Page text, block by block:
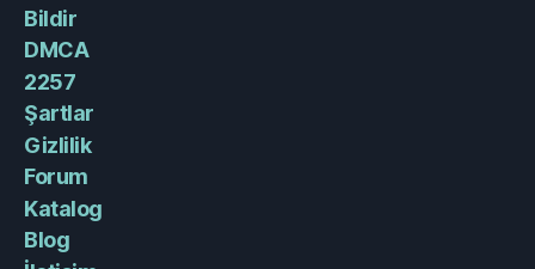
Bildir
DMCA
2257
Şartlar
Gizlilik
Forum
Katalog
Blog